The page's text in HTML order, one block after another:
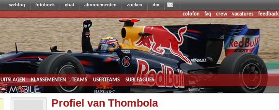
weblog fotoboek chat abonnementen zoeken dm
colofon faq crew vacatures feedback
uitslagen klassementen teams userteams subleagues
Profiel van Thombola